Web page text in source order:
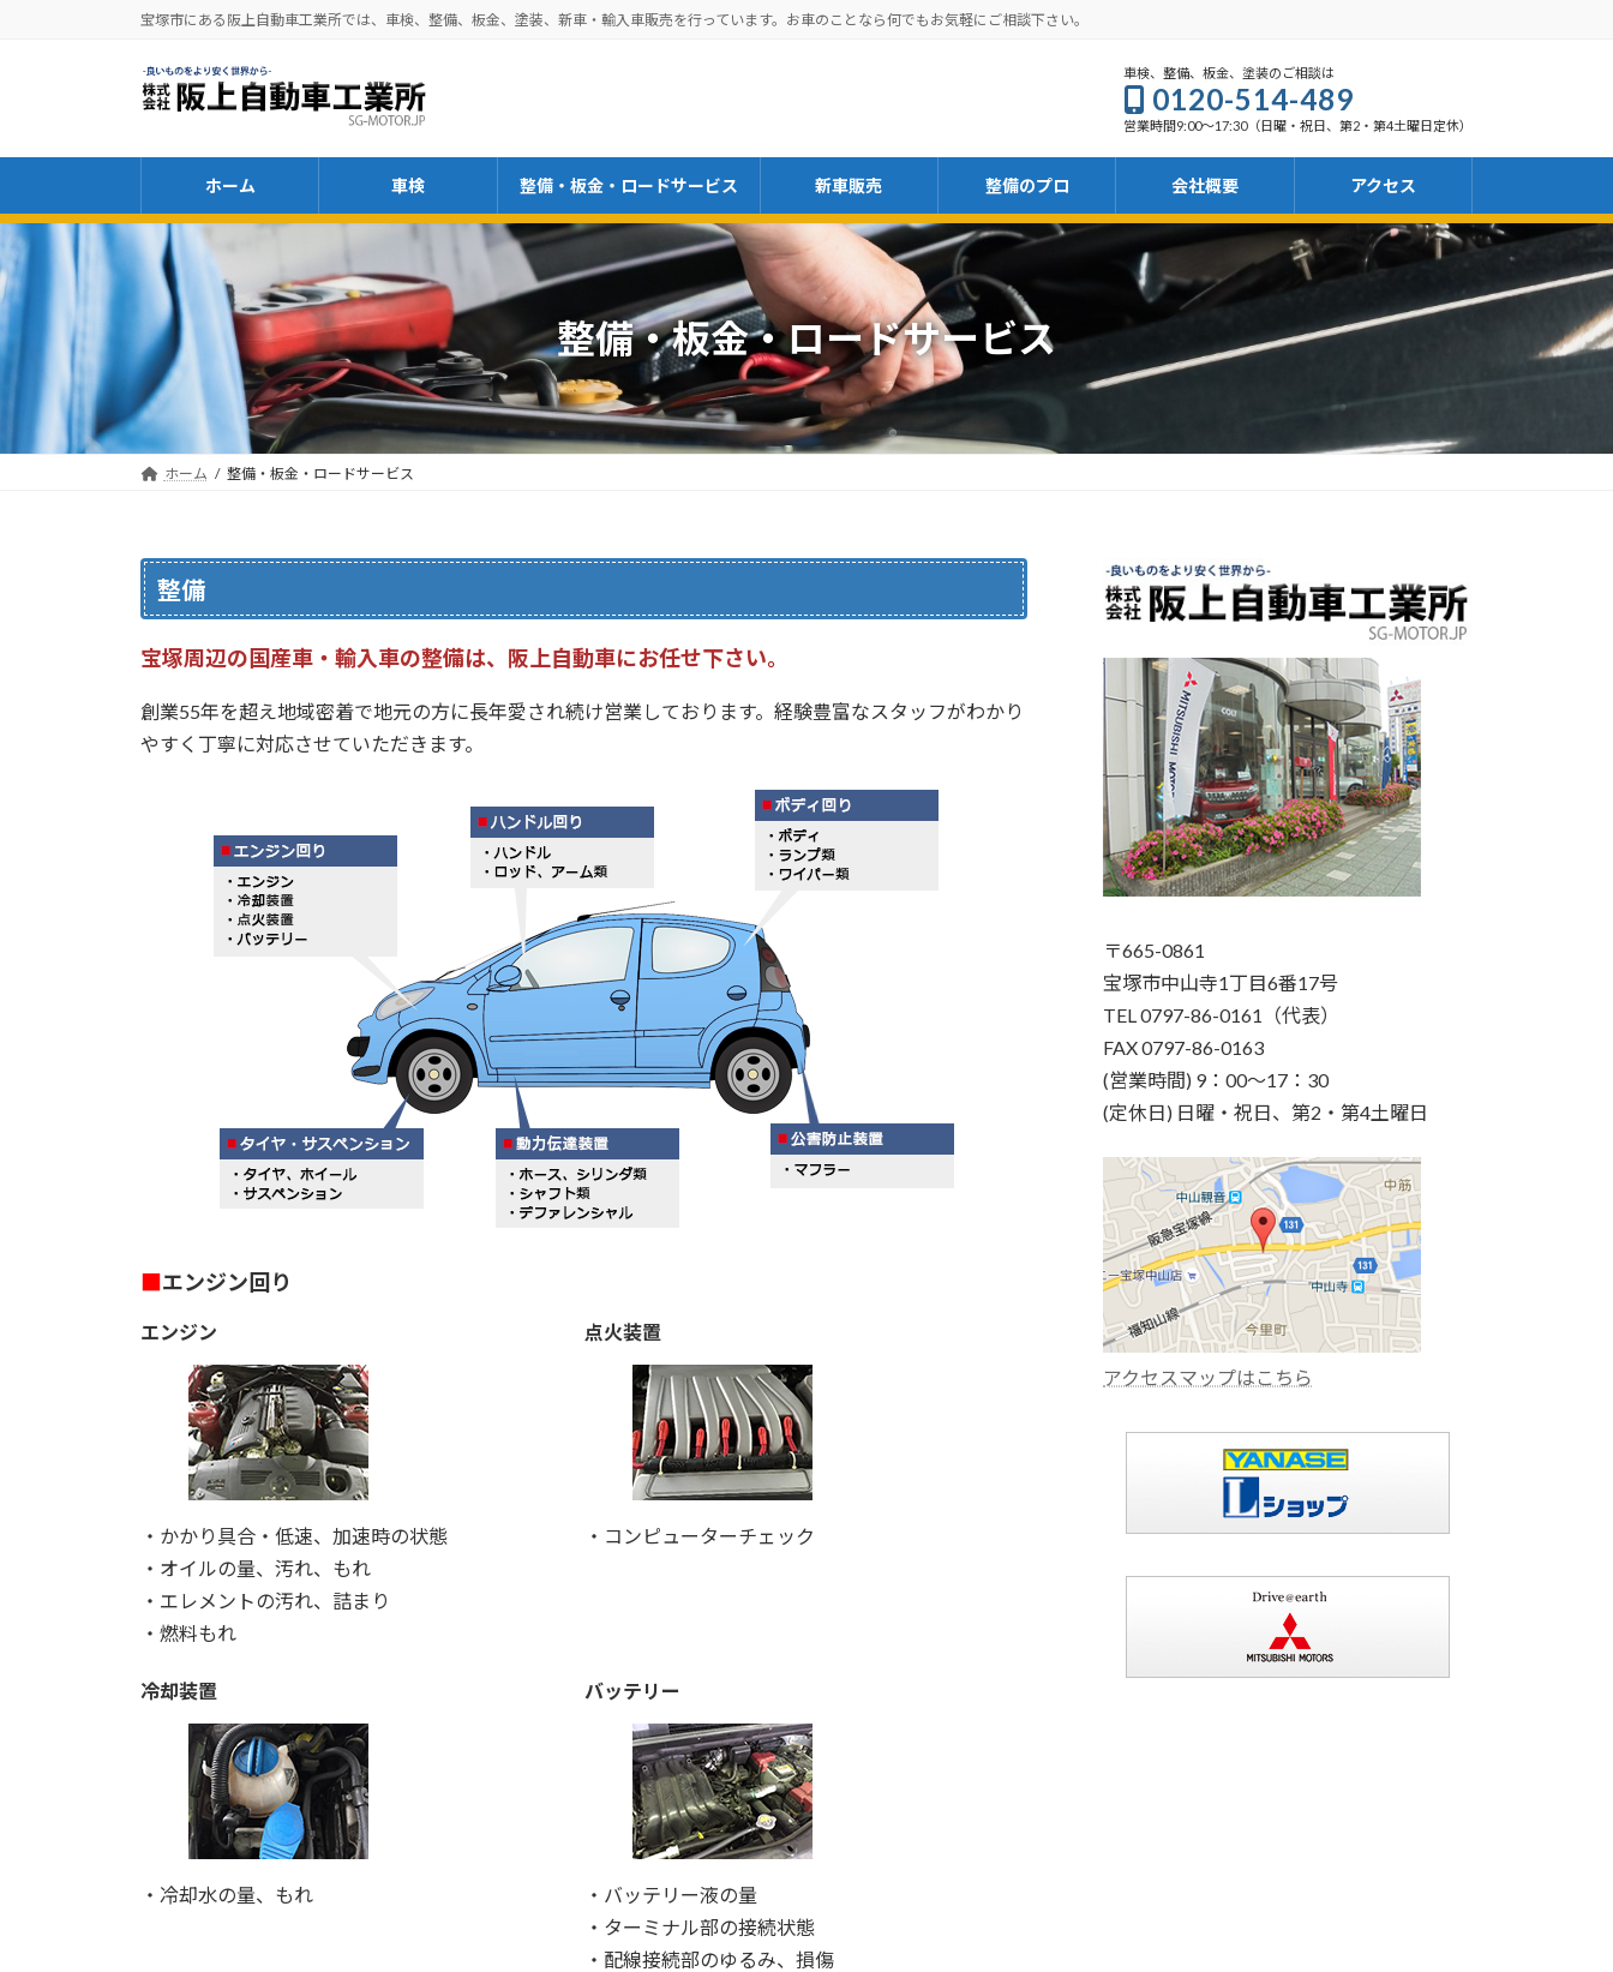
へ
キ
プ
ョ
に
動
宝塚市にある阪上自動車工業所では、車検、整備、板金、塗装、新車・輸入車販売を行っています。お車のことなら何でもお気軽にご相談下さい。
車検、整備、板金、塗装のご相談は
0120-514-489
営業時間9:00～17:30（日曜・祝日、第2・第4土曜日定休）
ホーム 車検 整備・板金・ロードサービス 新車販売 整備のプロ 会社概要 アクセス
整備・板金・ロードサービス
ホーム 整備・板金・ロードサービス
整備
宝塚周辺の国産車・輸入車の整備は、阪上自動車にお任せ下さい。
創業55年を超え地域密着で地元の方に長年愛され続け営業しております。経験豊富なスタッフがわかり
やすく丁寧に対応させていただきます。
■エンジン回り
エンジン
・かかり具合・低速、加速時の状態
・オイルの量、汚れ、もれ
・エレメントの汚れ、詰まり
・燃料もれ
点火装置
・コンピューターチェック
冷却装置
・冷却水の量、もれ
バッテリー
・バッテリー液の量
・ターミナル部の接続状態
・配線接続部のゆるみ、損傷
〒665-0861
宝塚市中山寺1丁目6番17号
TEL 0797-86-0161（代表）
FAX 0797-86-0163
(営業時間) 9：00～17：30
(定休日) 日曜・祝日、第2・第4土曜日
アクセスマップはこちら